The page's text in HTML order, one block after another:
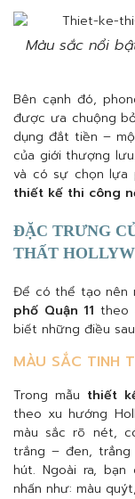
Màu sắc nổi
Bên cạnh đó,
được ưa chuộng
dụng đắt tiền –
của giới thượng
và có sự chọn lựa
thiết kế thi công
ĐẶC TRƯNG
THẤT
Để có thể tạo nên
phố Quận 11 theo
biết những điều
MÀU SẮC TINH
Trong mẫu thiết
theo xu hướng
màu sắc rõ nét,
trắng – đen,
hút. Ngoài ra,
nhấn như: màu